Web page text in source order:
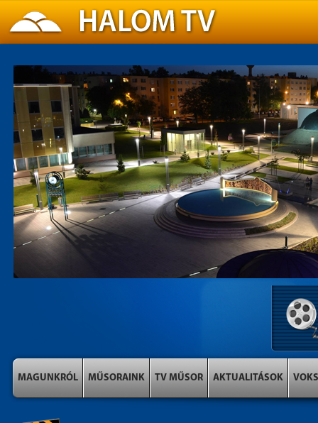
MAGUNKRÓL MŰSORAINK TV MŰSOR AKTUALITÁSOK VOKS